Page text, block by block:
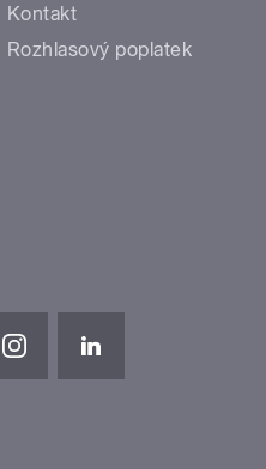
Kontakt
Rozhlasový poplatek